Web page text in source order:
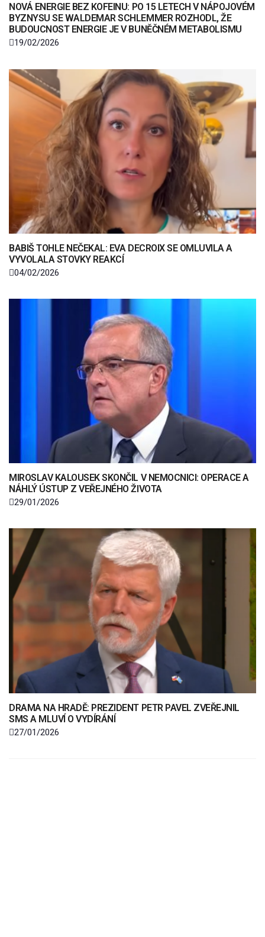
NOVÁ ENERGIE BEZ KOFEINU: PO 15 LETECH V NÁPOJOVÉM
BYZNYSU SE WALDEMAR SCHLEMMER ROZHODL, ŽE
BUDOUCNOST ENERGIE JE V BUNĚČNÉM METABOLISMU
19/02/2026
BABIŠ TOHLE NEČEKAL: EVA DECROIX SE OMLUVILA A
VYVOLALA STOVKY REAKCÍ
04/02/2026
MIROSLAV KALOUSEK SKONČIL V NEMOCNICI: OPERACE A
NÁHLÝ ÚSTUP Z VEŘEJNÉHO ŽIVOTA
29/01/2026
DRAMA NA HRADĚ: PREZIDENT PETR PAVEL ZVEŘEJNIL
SMS A MLUVÍ O VYDÍRÁNÍ
27/01/2026